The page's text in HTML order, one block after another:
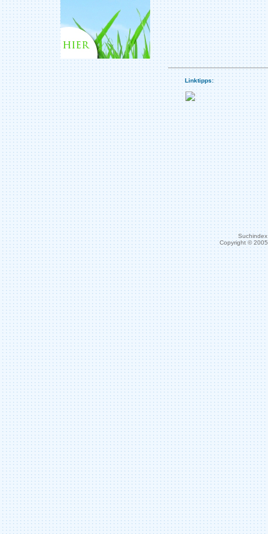
Linktipps:
Copyright ©